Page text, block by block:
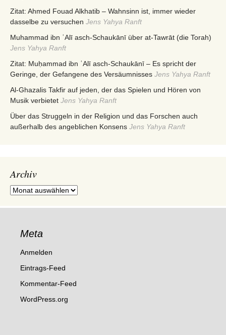
Zitat: Ahmed Fouad Alkhatib – Wahnsinn ist, immer wieder
dasselbe zu versuchen Jens Yahya Ranft
Muhammad ibn ʿAlī asch-Schaukānī über at-Tawrāt (die Torah)
Jens Yahya Ranft
Zitat: Muḥammad ibn ʿAlī asch-Schaukānī – Es spricht der
Geringe, der Gefangene des Versäumnisses Jens Yahya Ranft
Al-Ghazalis Takfir auf jeden, der das Spielen und Hören von
Musik verbietet Jens Yahya Ranft
Über das Struggeln in der Religion und das Forschen auch
außerhalb des angeblichen Konsens Jens Yahya Ranft
Archiv
Archiv
Meta
Anmelden
Eintrags-Feed
Kommentar-Feed
WordPress.org